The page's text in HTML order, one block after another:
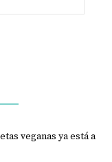
veganas ya está a